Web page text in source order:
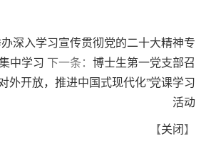
深入学习宣传贯彻党的二十大精神专
中学习 下一条： 博士生第一党支部召
外开放，推进中国式现代化”党课学习
活动
【关闭】